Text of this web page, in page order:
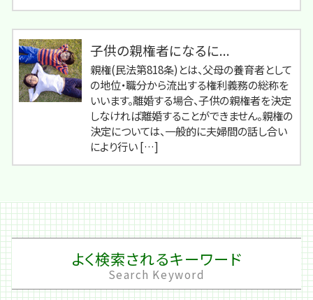
子供の親権者になるに...
親権(民法第818条)とは、父母の養育者として
の地位・職分から流出する権利義務の総称を
いいます。離婚する場合、子供の親権者を決定
しなければ離婚することができません。親権の
決定については、一般的に夫婦間の話し合い
により行い […]
よく検索されるキーワード
Search Keyword